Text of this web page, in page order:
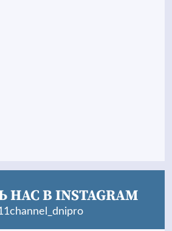
НАС В INSTAGRAM